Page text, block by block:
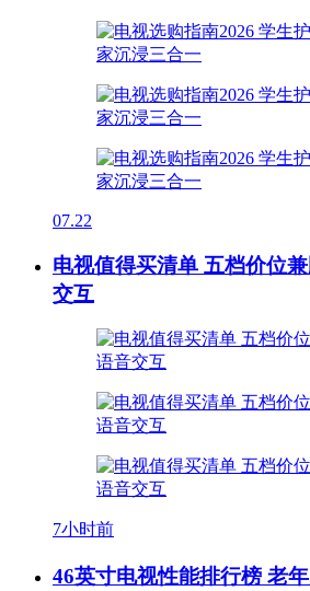
07.22
电视值得买清单 五档价位
交互
7小时前
46英寸电视性能排行榜 老